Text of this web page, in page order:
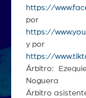
https://
por
https://
y por
https://
Árbitro:
Noguera
Árbitro